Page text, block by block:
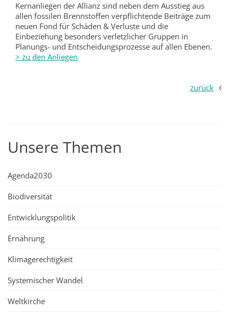
Kernanliegen der Allianz sind neben dem Ausstieg aus
allen fossilen Brennstoffen verpflichtende Beiträge zum
neuen Fond für Schäden & Verluste und die
Einbeziehung besonders verletzlicher Gruppen in
Planungs- und Entscheidungsprozesse auf allen Ebenen.
> zu den Anliegen
zurück
Unsere Themen
Agenda2030
Biodiversität
Entwicklungspolitik
Ernährung
Klimagerechtigkeit
Systemischer Wandel
Weltkirche